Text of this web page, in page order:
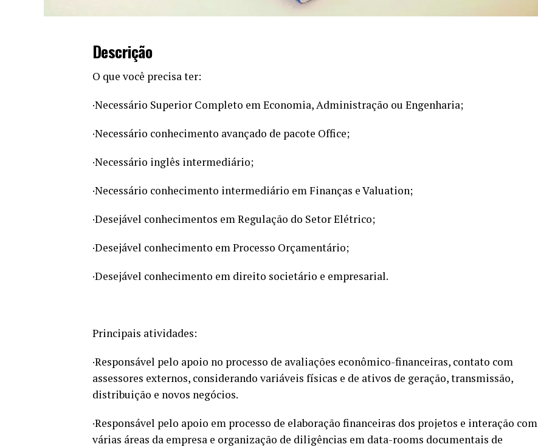
Descrição
O que você precisa ter:
·Necessário Superior Completo em Economia, Administração ou Engenharia;
·Necessário conhecimento avançado de pacote Office;
·Necessário inglês intermediário;
·Necessário conhecimento intermediário em Finanças e Valuation;
·Desejável conhecimentos em Regulação do Setor Elétrico;
·Desejável conhecimento em Processo Orçamentário;
·Desejável conhecimento em direito societário e empresarial.
Principais atividades:
·Responsável pelo apoio no processo de avaliações econômico-financeiras, contato com
assessores externos, considerando variáveis físicas e de ativos de geração, transmissão,
distribuição e novos negócios.
·Responsável pelo apoio em processo de elaboração financeiras dos projetos e interação com
várias áreas da empresa e organização de diligências em data-rooms documentais de